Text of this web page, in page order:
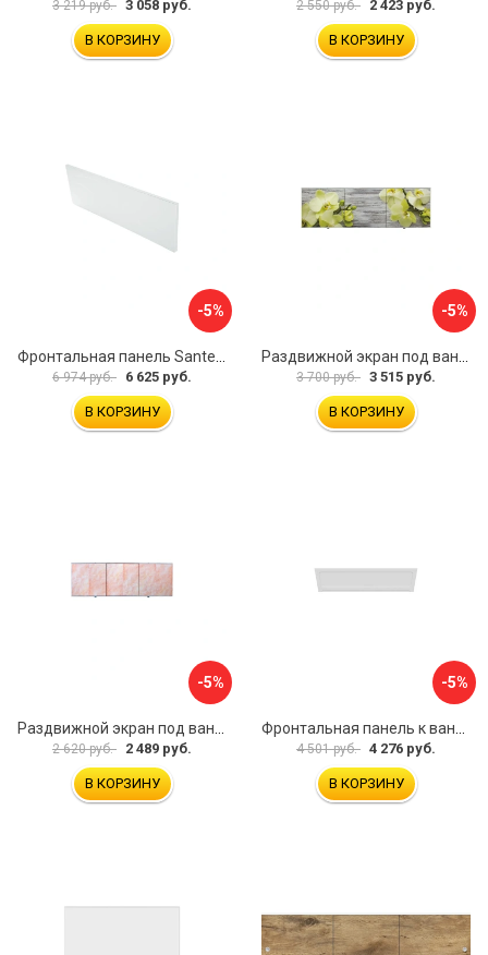
3 219 руб. 3 058 руб.
В КОРЗИНУ
2 550 руб. 2 423 руб.
В КОРЗИНУ
-5%
6 974 руб. 6 625 руб.
В КОРЗИНУ
-5%
3 700 руб. 3 515 руб.
В КОРЗИНУ
-5%
2 620 руб. 2 489 руб.
В КОРЗИНУ
-5%
4 501 руб. 4 276 руб.
В КОРЗИНУ